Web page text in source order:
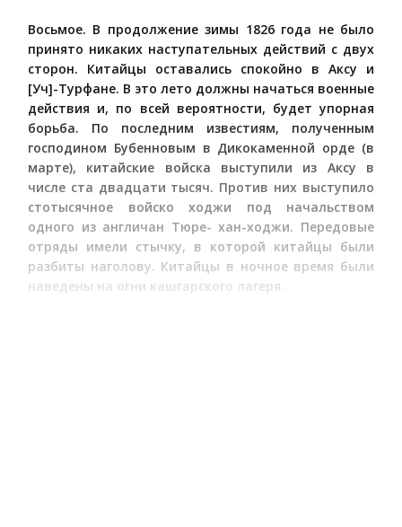
Восьмое. В продолжение зимы 1826 года не было
принято никаких наступательных действий с двух
сторон. Китайцы оставались спокойно в Аксу и
[Уч]-Турфане. В это лето должны начаться военные
действия и, по всей вероятности, будет упорная
борьба. По последним известиям, полученным
господином Бубенновым в Дикокаменной орде (в
марте), китайские войска выступили из Аксу в
числе ста двадцати тысяч. Против них выступило
стотысячное войско ходжи под начальством
одного из англичан Тюре- хан-ходжи. Передовые
отряды имели стычку, в которой китайцы были
разбиты наголову. Китайцы в ночное время были
наведены на огни кашгарского лагеря.